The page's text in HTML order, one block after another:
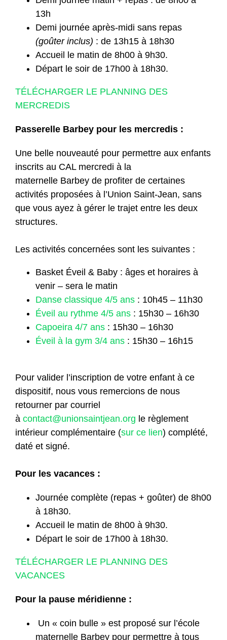
13h
Demi journée après-midi sans repas
(goûter inclus) : de 13h15 à 18h30
Accueil le matin de 8h00 à 9h30.
Départ le soir de 17h00 à 18h30.
TÉLÉCHARGER LE PLANNING DES
MERCREDIS
Passerelle Barbey pour les mercredis :
Une belle nouveauté pour permettre aux enfants
inscrits au CAL mercredi à la
maternelle Barbeyde profiter de certaines
activités proposées à l’Union Saint-Jean, sans
que vous ayez à gérer le trajet entre les deux
structures.
Les activités concernées sont les suivantes :
Basket Éveil & Baby : âges et horaires à
venir – sera le matin
Danse classique 4/5 ans: 10h45 – 11h30
Éveil au rythme 4/5 ans: 15h30 – 16h30
Capoeira 4/7 ans: 15h30 – 16h30
Éveil à la gym 3/4 ans: 15h30 – 16h15
Pour valider l’inscription de votre enfant à ce
dispositif, nous vous remercions de nous
retourner par courriel
à contact@unionsaintjean.org le règlement
intérieur complémentaire (sur ce lien) complété,
daté et signé.
Pour les vacances :
Journée complète (repas + goûter) de 8h00
à 18h30.
Accueil le matin de 8h00 à 9h30.
Départ le soir de 17h00 à 18h30.
TÉLÉCHARGER LE PLANNING DES
VACANCES
Pour la pause méridienne :
Un « coin bulle » est proposé sur l’école
maternelle Barbey pour permettre à tous